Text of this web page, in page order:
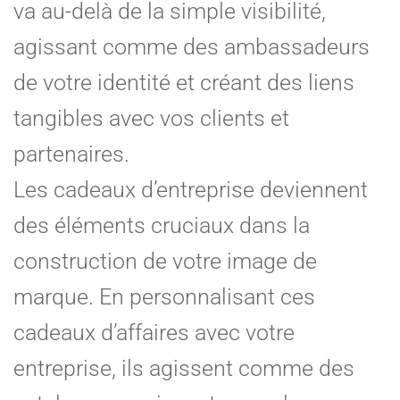
va au-delà de la simple visibilité,
agissant comme des ambassadeurs
de votre identité et créant des liens
tangibles avec vos clients et
partenaires.
Les cadeaux d’entreprise deviennent
des éléments cruciaux dans la
construction de votre image de
marque. En personnalisant ces
cadeaux d’affaires avec votre
entreprise, ils agissent comme des